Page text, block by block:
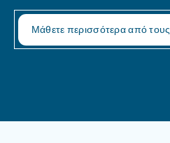
Αεροσυμπιεστή;